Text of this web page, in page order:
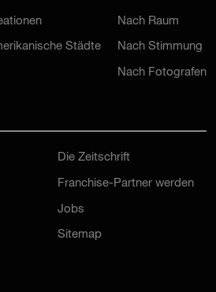
Städte
Nach Raum
Nach Stimmung
Nach Fotografen
Die Zeitschrift
Franchise-Partner werden
Jobs
Sitemap